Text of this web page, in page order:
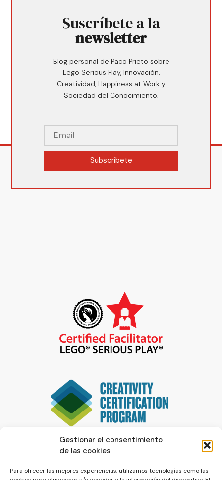
Gestionar el consentimiento
de las cookies
Para ofrecer las mejores experiencias, utilizamos tecnologías como las
Suscríbete a la
newsletter
Blog personal de Paco Prieto sobre
Lego Serious Play, Innovación,
Creatividad, Happiness at Work y
Sociedad del Conocimiento.
Subscríbete